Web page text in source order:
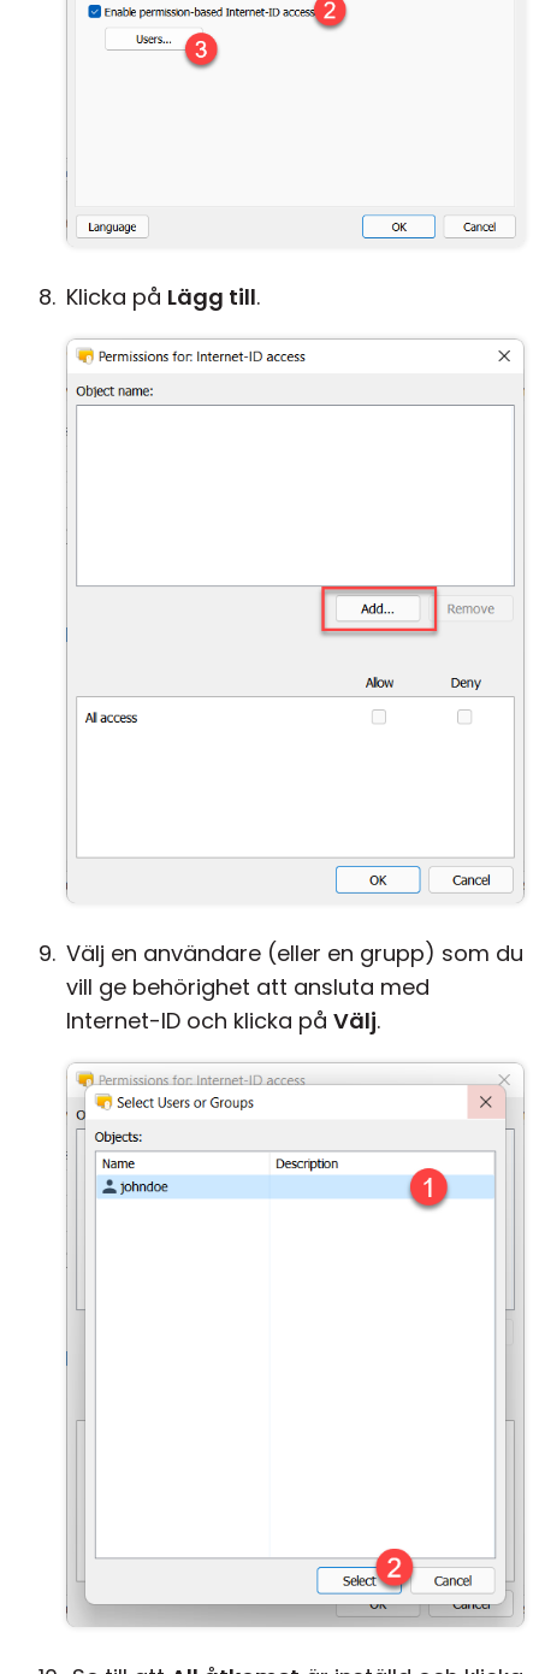
Klicka på Lägg till.
Välj en användare (eller en grupp) som du
vill ge behörighet att ansluta med
Internet-ID och klicka på Välj.